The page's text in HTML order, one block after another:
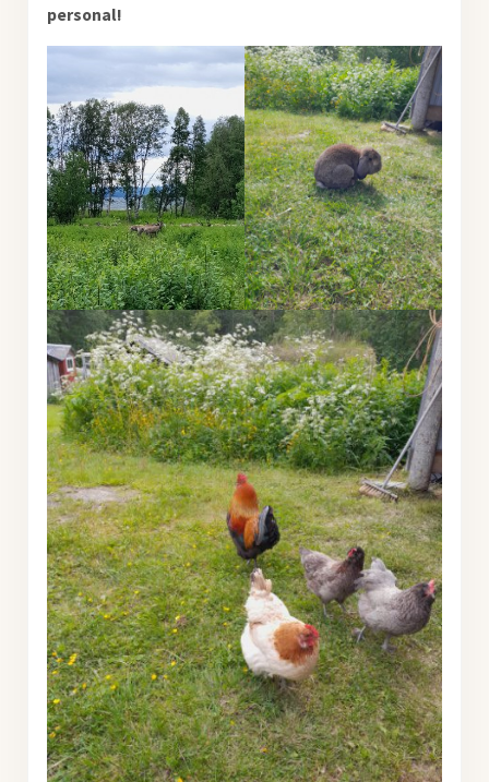
personal!